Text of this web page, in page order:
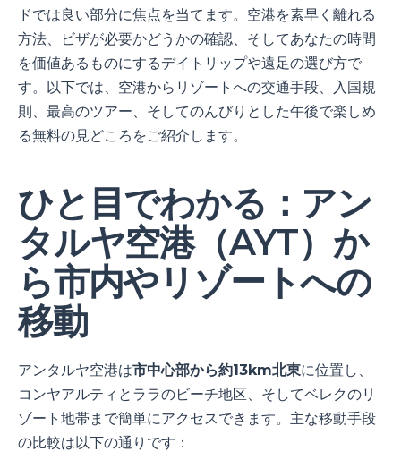
ドでは良い部分に焦点を当てます。空港を素早く離れる
方法、ビザが必要かどうかの確認、そしてあなたの時間
を価値あるものにするデイトリップや遠足の選び方で
す。以下では、空港からリゾートへの交通手段、入国規
則、最高のツアー、そしてのんびりとした午後で楽しめ
る無料の見どころをご紹介します。
ひと目でわかる：アン
タルヤ空港（AYT）か
ら市内やリゾートへの
移動
アンタルヤ空港は市中心部から約13km北東に位置し、
コンヤアルティとララのビーチ地区、そしてベレクのリ
ゾート地帯まで簡単にアクセスできます。主な移動手段
の比較は以下の通りです：